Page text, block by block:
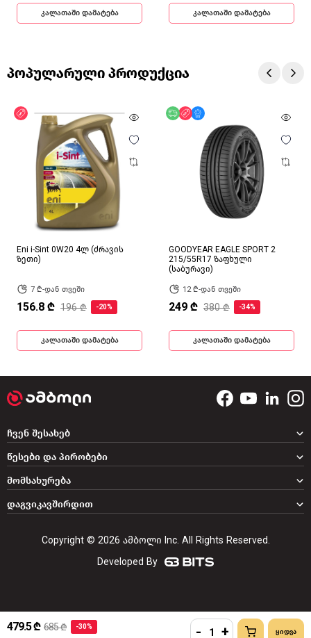
479.5 ₾ 685 ₾ -30% - +
კალათაში დამატება კალათაში დამატება
პოპულარული პროდუქცია
ფასდაკლება
Eni i-Sint 0W20 4ლ (ძრავის
ზეთი)
7 ₾-დან თვეში
156.8 ₾ 196 ₾ -20%
კალათაში დამატება
უფასო მიწოდება
ფასდაკლება
GOODYEAR EAGLE SPORT 2
215/55R17 ზაფხული
(საბურავი)
12 ₾-დან თვეში
249 ₾ 380 ₾ -34%
კალათაში დამატება
დაგვიკავშირდით
ჩვენ შესახებ
წესები და პირობები
მომსახურება
Copyright © 2026 ამბოლი Inc. All Rights Reserved.
Developed By